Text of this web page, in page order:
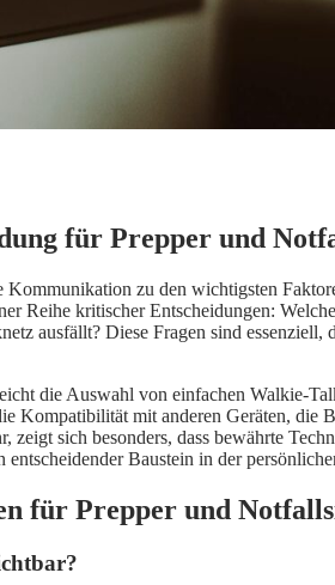
für Prepper und
zu den wichtigsten
Reihe kritischer Entscheidungen:
ausfällt? Diese Fragen sind
die Auswahl von einfachen
Kompatibilität mit anderen Geräten,
sich besonders, dass bewährte
Baustein in der
für Prepper und